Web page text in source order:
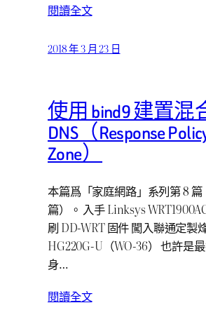
閱讀全文
2018 年 3 月 23 日
使用 bind9 建置混
DNS（Response
Zone）
本篇爲「家庭網路」系列第 8 篇
篇）。 入手 Linksys
刷 DD-WRT 固件 闖入聯通定製
HG220G-U（WO-36） 也許是
身…
閱讀全文